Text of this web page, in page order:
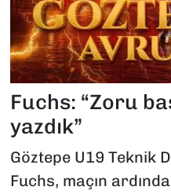
Fuchs: “Zoru
yazdık”
Göztepe U19 Teknik
Fuchs, maçın